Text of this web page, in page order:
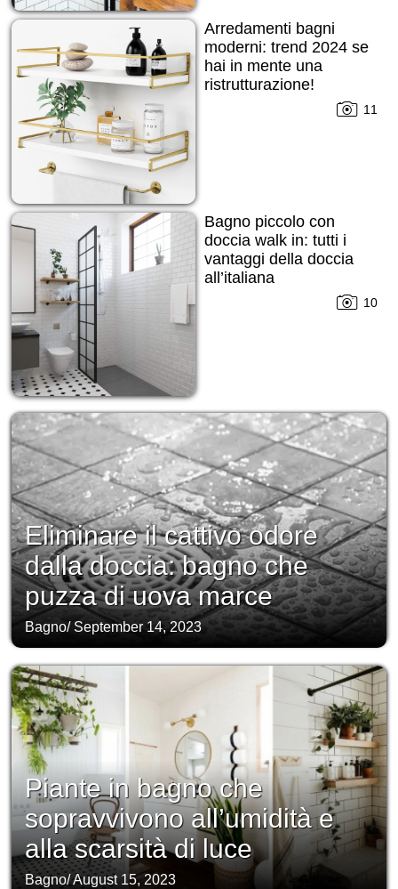
Arredamenti bagni
moderni: trend 2024 se
hai in mente una
ristrutturazione!
11
Bagno piccolo con
doccia walk in: tutti i
vantaggi della doccia
all’italiana
10
Eliminare il cattivo odore
dalla doccia: bagno che
puzza di uova marce
Bagno/ September 14, 2023
Piante in bagno che
sopravvivono all’umidità e
alla scarsità di luce
Bagno/August 15, 2023